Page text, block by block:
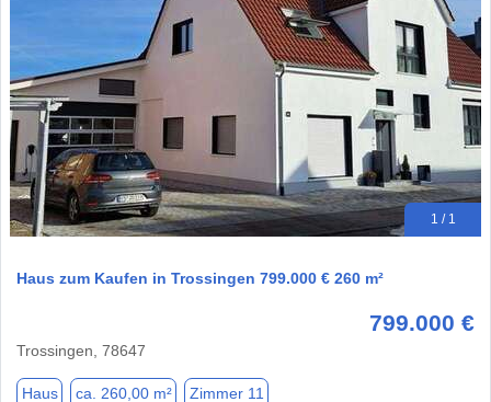
1 / 1
Haus zum Kaufen in Trossingen 799.000 € 260 m²
799.000 €
Trossingen, 78647
Haus ca. 260,00 m² Zimmer 11